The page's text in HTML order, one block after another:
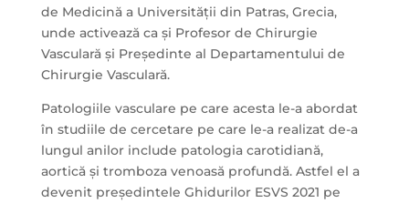
de Medicină a Universității din Patras, Grecia,
unde activează ca și Profesor de Chirurgie
Vasculară și Președinte al Departamentului de
Chirurgie Vasculară.
Patologiile vasculare pe care acesta le-a abordat
în studiile de cercetare pe care le-a realizat de-a
lungul anilor include patologia carotidiană,
aortică și tromboza venoasă profundă. Astfel el a
devenit președintele Ghidurilor ESVS 2021 pe